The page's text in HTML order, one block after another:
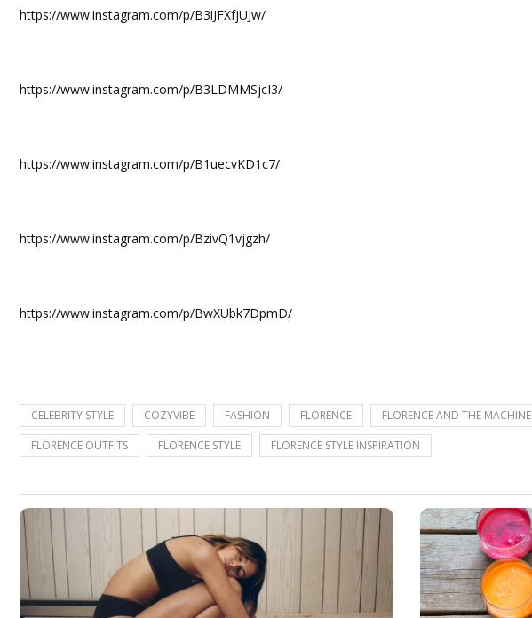
https://www.instagram.com/p/B3iJFXfjUJw/
https://www.instagram.com/p/B3LDMMSjcI3/
https://www.instagram.com/p/B1uecvKD1c7/
https://www.instagram.com/p/BzivQ1vjgzh/
https://www.instagram.com/p/BwXUbk7DpmD/
CELEBRITY STYLE COZYVIBE FASHION FLORENCE FLORENCE AND THE MACHINE
FLORENCE OUTFITS
FLORENCE STYLE FLORENCE STYLE INSPIRATION